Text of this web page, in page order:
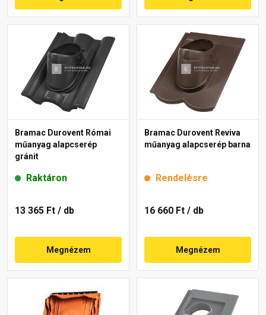
Bramac Durovent Római
műanyag alapcserép
gránit
Raktáron
13 365 Ft / db
Megnézem
Bramac Durovent Reviva
műanyag alapcserép barna
Rendelésre
16 660 Ft / db
Megnézem